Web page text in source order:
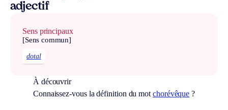
adjectif
Sens principaux
[Sens commun]
dotal
À découvrir
Connaissez-vous la définition du mot chorévêque ?